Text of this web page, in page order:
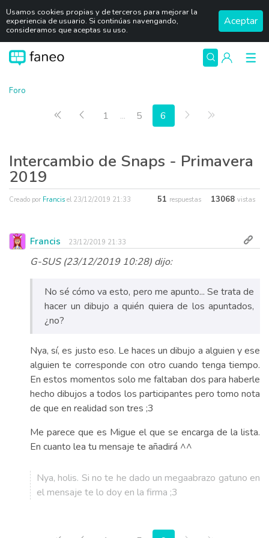
Usamos cookies propias y de terceros para mejorar la
experiencia de usuario. Si continúas navengando,
consideramos que aceptas su uso.
Aceptar
Foro
Primera página
Anterior
1 ... 5 6 Siguiente
Intercambio de Snaps - Primavera
2019
Creado por Francis el 23/12/2019 21:33 51 respuestas 13068 vistas
Francis 23/12/2019 21:33
G-SUS (23/12/2019 10:28) dijo:
No sé cómo va esto, pero me apunto... Se trata de
hacer un dibujo a quién quiera de los apuntados,
¿no?
Nya, sí, es justo eso. Le haces un dibujo a alguien y ese
alguien te corresponde con otro cuando tenga tiempo.
En estos momentos solo me faltaban dos para haberle
hecho dibujos a todos los participantes pero tomo nota
de que en realidad son tres ;3
Me parece que es Migue el que se encarga de la lista.
En cuanto lea tu mensaje te añadirá ^^
Nya, holis. Si no te he dado un megaabrazo gatuno en
el mensaje te lo doy en la firma ;3